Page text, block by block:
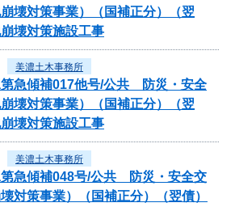
壊対策事業）（国補正分）（翌
壊対策施設工事
美濃土木事務所
第急傾補017他号/公共 防災・安全
壊対策事業）（国補正分）（翌
壊対策施設工事
美濃土木事務所
第急傾補048号/公共 防災・安全交
対策事業）（国補正分）（翌債）